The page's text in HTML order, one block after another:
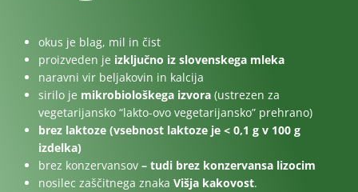
okus je blag, mil in čist
proizveden je izključno iz slovenskega mleka
naravni vir beljakovin in kalcija
sirilo je mikrobiološkega izvora (ustrezen za
vegetarijansko “lakto-ovo vegetarijansko” prehrano)
brez laktoze (vsebnost laktoze je < 0,1 g v 100 g
izdelka)
brez konzervansov – tudi brez konzervansa lizocim
nosilec zaščitnega znaka Višja kakovost.